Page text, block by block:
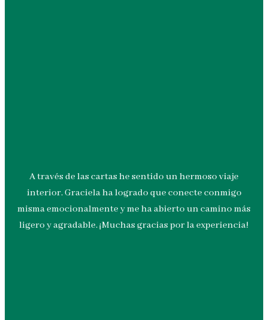
A través de las cartas he sentido un hermoso viaje
interior. Graciela ha logrado que conecte conmigo
misma emocionalmente y me ha abierto un camino más
ligero y agradable. ¡Muchas gracias por la experiencia!